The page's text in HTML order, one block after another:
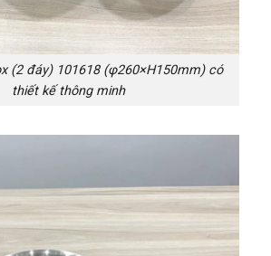
(2 đáy) 101618 (φ260×H150mm) có
thiết kế thông minh